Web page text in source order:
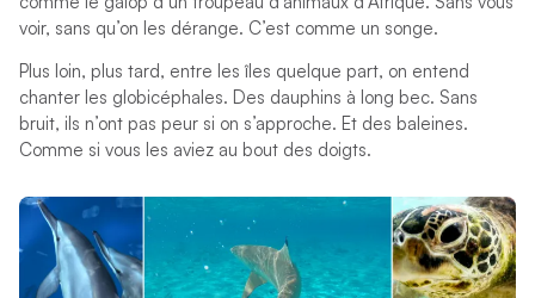
voir, sans qu’on les dérange. C’est comme un songe.
Plus loin, plus tard, entre les îles quelque part, on entend
chanter les globicéphales. Des dauphins à long bec. Sans
bruit, ils n’ont pas peur si on s’approche. Et des baleines.
Comme si vous les aviez au bout des doigts.